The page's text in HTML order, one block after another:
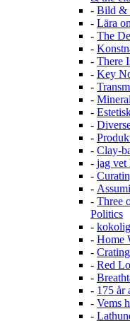
- Bild &
- Lära
- The
-
- There
- Key
-
-
-
-
-
- Clay-
- jag vet
-
-
- Three
Politics
-
- Home
-
- Red
-
- 175 år
- Vems
-